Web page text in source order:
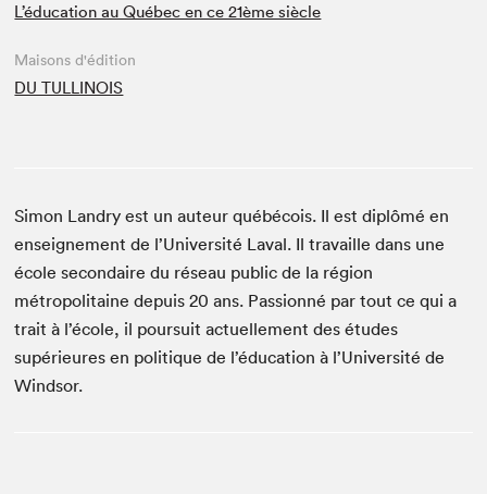
L’éducation au Québec en ce 21ème siècle
Maisons d'édition
DU TULLINOIS
Simon Landry est un auteur québécois. Il est diplômé en
enseignement de l’Université Laval. Il travaille dans une
école secondaire du réseau public de la région
métropolitaine depuis 20 ans. Passionné par tout ce qui a
trait à l’école, il poursuit actuellement des études
supérieures en politique de l’éducation à l’Université de
Windsor.